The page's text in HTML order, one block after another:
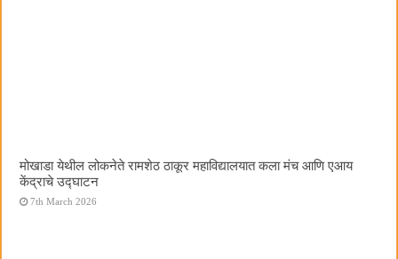
मोखाडा येथील लोकनेते रामशेठ ठाकूर महाविद्यालयात कला मंच आणि एआय
केंद्राचे उद्घाटन
7th March 2026